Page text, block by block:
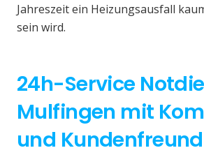
Jahreszeit ein Heizungsausfall
sein wird.
24h-Service
Mulfingen mit
und